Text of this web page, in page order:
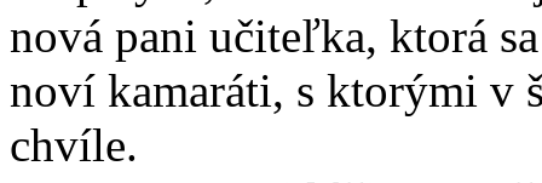
nová pani učiteľka, ktorá
noví kamaráti, s ktorými v
chvíle.